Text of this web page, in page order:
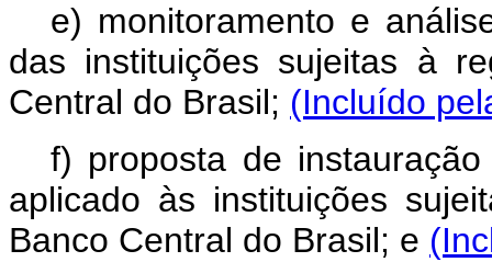
e) monitoramento e
das instituições sujeitas à
Central do Brasil; (Incluído
f) proposta de
aplicado às instituições
Banco Central do Brasil; e